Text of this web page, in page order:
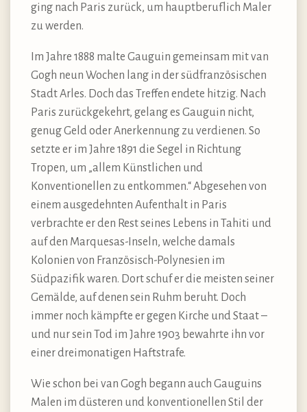
ging nach Paris zurück, um hauptberuflich Maler
zu werden.
Im Jahre 1888 malte Gauguin gemeinsam mit van
Gogh neun Wochen lang in der südfranzösischen
Stadt Arles. Doch das Treffen endete hitzig. Nach
Paris zurückgekehrt, gelang es Gauguin nicht,
genug Geld oder Anerkennung zu verdienen. So
setzte er im Jahre 1891 die Segel in Richtung
Tropen, um „allem Künstlichen und
Konventionellen zu entkommen.“ Abgesehen von
einem ausgedehnten Aufenthalt in Paris
verbrachte er den Rest seines Lebens in Tahiti und
auf den Marquesas-Inseln, welche damals
Kolonien von Französisch-Polynesien im
Südpazifik waren. Dort schuf er die meisten seiner
Gemälde, auf denen sein Ruhm beruht. Doch
immer noch kämpfte er gegen Kirche und Staat –
und nur sein Tod im Jahre 1903 bewahrte ihn vor
einer dreimonatigen Haftstrafe.
Wie schon bei van Gogh begann auch Gauguins
Malen im düsteren und konventionellen Stil der